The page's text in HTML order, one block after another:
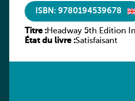
ISBN: 9780194539678
Titre :Headway 5th Edition
Workbook without key
État du livre :Satisfaisant